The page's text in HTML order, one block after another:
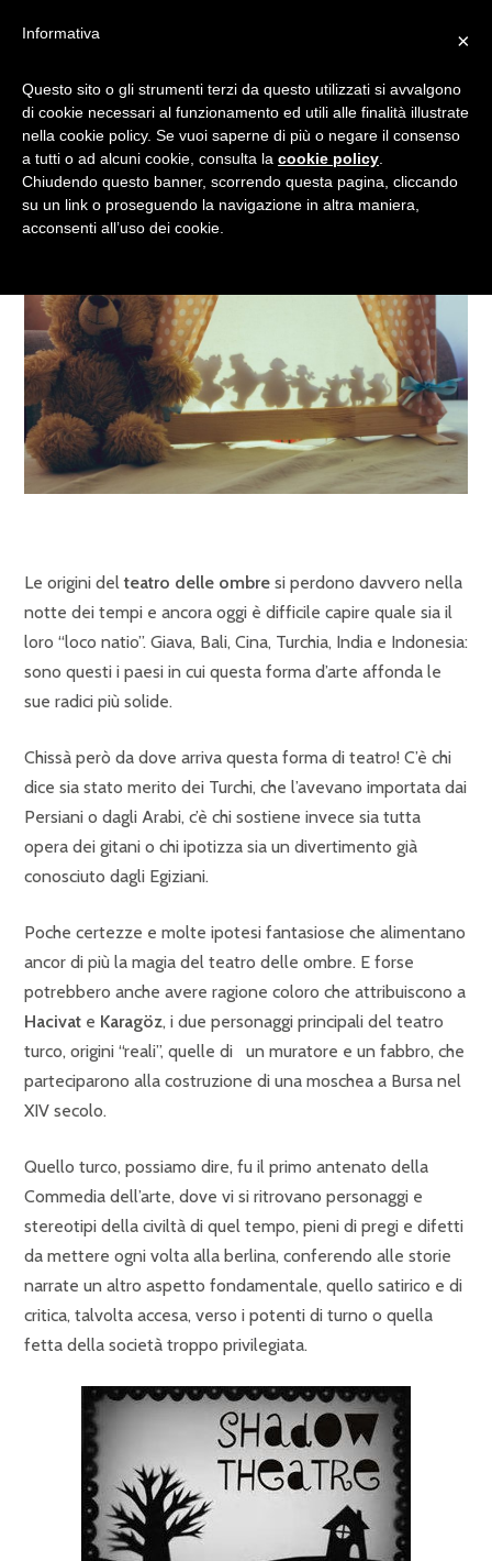
IL TEATRO DELLE OMBRE
Le origini del teatro delle ombre si perdono davvero nella
notte dei tempi e ancora oggi è difficile capire quale sia il
loro “loco natio”. Giava, Bali, Cina, Turchia, India e Indonesia:
sono questi i paesi in cui questa forma d’arte affonda le
sue radici più solide.
Chissà però da dove arriva questa forma di teatro! C’è chi
dice sia stato merito dei Turchi, che l’avevano importata dai
Persiani o dagli Arabi, c’è chi sostiene invece sia tutta
opera dei gitani o chi ipotizza sia un divertimento già
conosciuto dagli Egiziani.
Poche certezze e molte ipotesi fantasiose che alimentano
ancor di più la magia del teatro delle ombre. E forse
potrebbero anche avere ragione coloro che attribuiscono a
Hacivat e Karagöz, i due personaggi principali del teatro
turco, origini “reali”, quelle di
un muratore e un fabbro, che
parteciparono alla costruzione di una moschea a Bursa nel
XIV secolo.
Quello turco, possiamo dire, fu il primo antenato della
Commedia dell’arte, dove vi si ritrovano personaggi e
stereotipi della civiltà di quel tempo, pieni di pregi e difetti
da mettere ogni volta alla berlina, conferendo alle storie
narrate un altro aspetto fondamentale, quello satirico e di
critica, talvolta accesa, verso i potenti di turno o quella
fetta della società troppo privilegiata.
×
Informativa
Questo sito o gli strumenti terzi da questo utilizzati si avvalgono
di cookie necessari al funzionamento ed utili alle finalità illustrate
nella cookie policy. Se vuoi saperne di più o negare il consenso
a tutti o ad alcuni cookie, consulta la cookie policy
Chiudendo questo banner, scorrendo questa pagina, cliccando
su un link o proseguendo la navigazione in altra maniera,
acconsenti all’uso dei cookie.